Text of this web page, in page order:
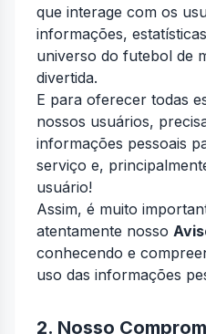
que interage com os
informações,
universo do futebol de
divertida.
E para oferecer todas
nossos usuários,
informações pessoais
serviço e,
usuário!
Assim, é muito
atentamente nosso
conhecendo e
uso das informações
2. Nosso